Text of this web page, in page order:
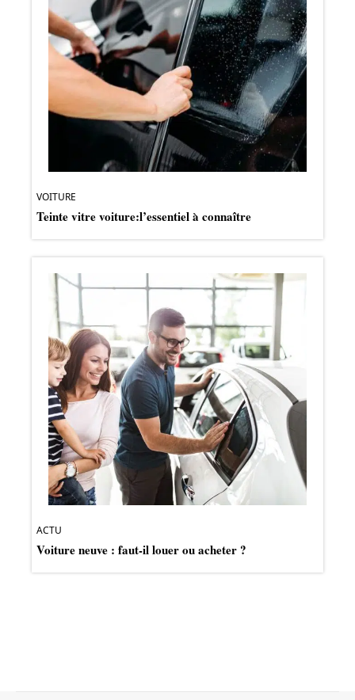
VOITURE
Teinte vitre voiture:l’essentiel à connaître
ACTU
Voiture neuve : faut-il louer ou acheter ?